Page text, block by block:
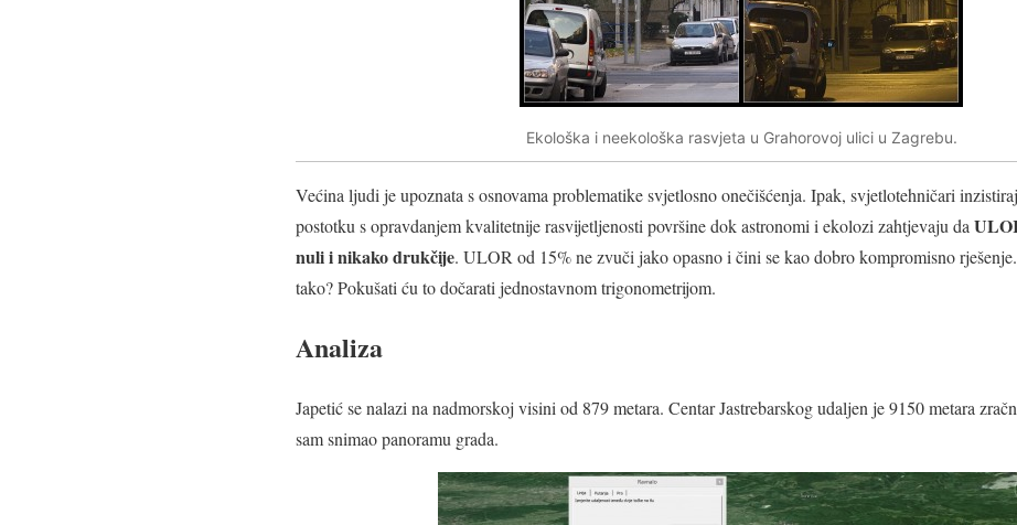
Ekološka i neekološka rasvjeta u Grahorovoj ulici u Zagrebu.
Većina ljudi je upoznata s osnovama problematike svjetlosno onečišćenja. Ipak, svjetlotehničari
postotku s opravdanjem kvalitetnije rasvijetljenosti površine dok astronomi i ekolozi zahtjevaju da
nuli i nikako drukčije. ULOR od 15% ne zvuči jako opasno i čini se kao dobro kompromisno
tako? Pokušati ću to dočarati jednostavnom trigonometrijom.
Analiza
Japetić se nalazi na nadmorskoj visini od 879 metara. Centar Jastrebarskog udaljen je9150 metara
sam snimao panoramu grada.